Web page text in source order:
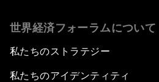
世界経済フォーラムについて
私たちのストラテジー
私たちのアイデンティティ